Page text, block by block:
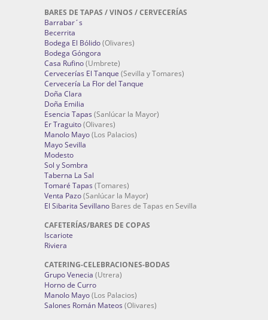
BARES DE TAPAS / VINOS / CERVECERÍAS
Barrabar´s
Becerrita
Bodega El Bólido(Olivares)
Bodega Góngora
Casa Rufino(Umbrete)
Cervecerías El Tanque (Sevilla y Tomares)
Cervecería La Flor del Tanque
Doña Clara
Doña Emilia
Esencia Tapas (Sanlúcar la Mayor)
Er Traguito(Olivares)
Manolo Mayo(Los Palacios)
Mayo Sevilla
Modesto
Sol y Sombra
Taberna La Sal
Tomaré Tapas (Tomares)
Venta Pazo(Sanlúcar la Mayor)
El Sibarita Sevillano Bares de Tapas en Sevilla
CAFETERÍAS/BARES DE COPAS
Iscariote
Riviera
CATERING-CELEBRACIONES-BODAS
Grupo Venecia (Utrera)
Horno de Curro
Manolo Mayo(Los Palacios)
Salones Román Mateos (Olivares)